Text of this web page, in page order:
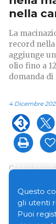
nella
La
record nella
aggiunge
olio fino a
domanda di
4 Dicembre
Nella
Cina è
Questo
gli utenti
Puoi